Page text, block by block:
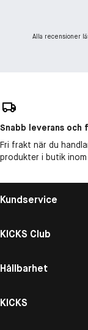
Alla recensioner
Snabb leverans och
Fri frakt när du
produkter i butik inom
Kundservice
KICKS Club
Hållbarhet
KICKS